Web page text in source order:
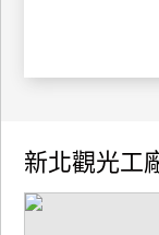
作
新北觀光工